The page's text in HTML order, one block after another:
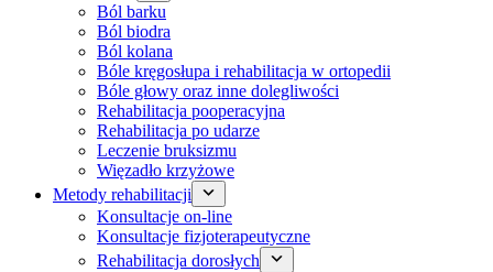
Ból barku
Ból biodra
Ból kolana
Bóle kręgosłupa i rehabilitacja w ortopedii
Bóle głowy oraz inne dolegliwości
Rehabilitacja pooperacyjna
Rehabilitacja po udarze
Leczenie bruksizmu
Więzadło krzyżowe
Metody rehabilitacji
Konsultacje on-line
Konsultacje fizjoterapeutyczne
Rehabilitacja dorosłych